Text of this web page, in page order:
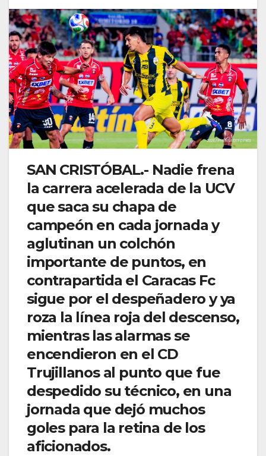
SAN CRISTÓBAL.- Nadie frena
la carrera acelerada de la UCV
que saca su chapa de
campeón en cada jornada y
aglutinan un colchón
importante de puntos, en
contrapartida el Caracas Fc
sigue por el despeñadero y ya
roza la línea roja del descenso,
mientras las alarmas se
encendieron en el CD
Trujillanos al punto que fue
despedido su técnico, en una
jornada que dejó muchos
goles para la retina de los
aficionados.